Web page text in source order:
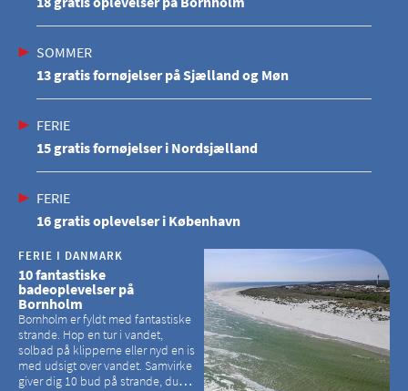
SOMMER
13 gratis fornøjelser på Sjælland og Møn
FERIE
15 gratis fornøjelser i Nordsjælland
FERIE
16 gratis oplevelser i København
FERIE I DANMARK
10 fantastiske
badeoplevelser på
Bornholm
Bornholm er fyldt med fantastiske
strande. Hop en tur i vandet,
solbad på klipperne eller nyd en is
med udsigt over vandet. Samvirke
giver dig 10 bud på strande, du